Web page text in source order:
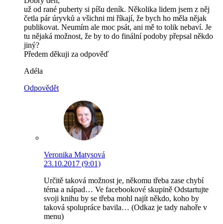
už od rané puberty si píšu deník. Několika lidem jsem z něj
četla pár úryvků a všichni mi říkají, že bych ho měla nějak
publikovat. Neumím ale moc psát, ani mě to tolik nebaví. Je
tu nějaká možnost, že by to do finální podoby přepsal někdo
jiný?
Předem děkuji za odpověď
Adéla
Odpovědět
Veronika Matysová
23.10.2017 (9:01)
Určitě taková možnost je, někomu třeba zase chybí
téma a nápad… Ve facebookové skupině Odstartujte
svoji knihu by se třeba mohl najít někdo, koho by
taková spolupráce bavila… (Odkaz je tady nahoře v
menu)